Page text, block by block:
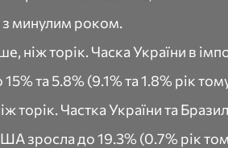
з минулим роком.
ніж торік. Часка України в
та 5.8% (9.1% та 1.8% рік
торік. Частка України та
зросла до 19.3% (0.7% рік